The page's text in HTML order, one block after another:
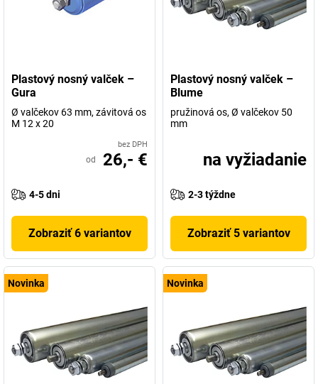
Plastový nosný valček –
Gura
Ø valčekov 63 mm, závitová os
M 12 x 20
bez DPH
od 26,- €
4-5 dni
Zobraziť 6 variantov
Plastový nosný valček –
Blume
pružinová os, Ø valčekov 50
mm
na vyžiadanie
2-3 týždne
Zobraziť 5 variantov
Novinka Novinka